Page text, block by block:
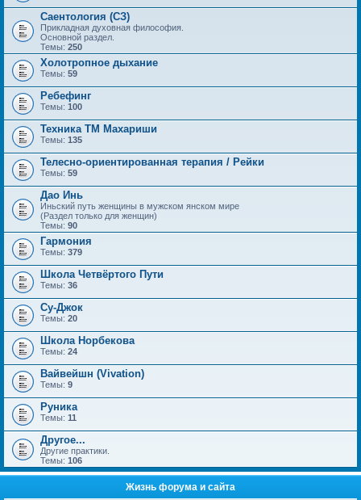
Саентология (СЗ)
Прикладная духовная философия.
Основной раздел.
Темы: 250
Холотропное дыхание
Темы: 59
Ребефинг
Темы: 100
Техника ТМ Махариши
Темы: 135
Телесно-ориентированная терапия / Рейки
Темы: 59
Дао Инь
Иньский путь женщины в мужском янском мире
(Раздел только для женщин)
Темы: 90
Гармония
Темы: 379
Школа Четвёртого Пути
Темы: 36
Су-Джок
Темы: 20
Школа Норбекова
Темы: 24
Вайвейшн (Vivation)
Темы: 9
Руника
Темы: 11
Другое...
Другие практики.
Темы: 106
Жизнь форума и сайта